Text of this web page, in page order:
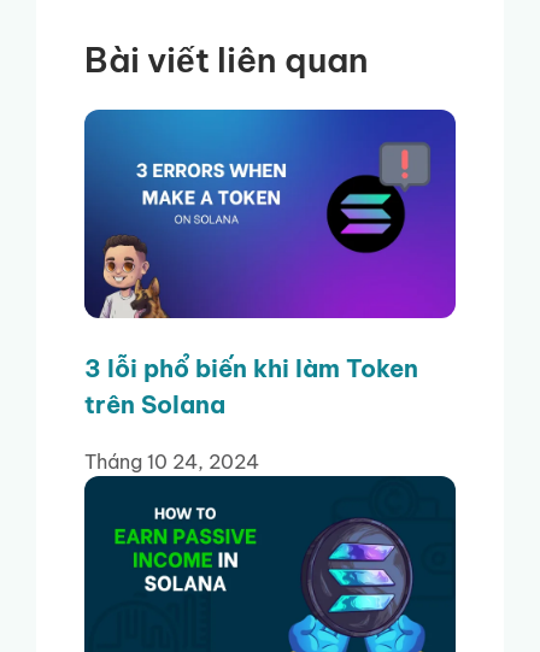
Bài viết liên quan
3 lỗi phổ biến khi làm Token
trên Solana
Tháng 10 24, 2024